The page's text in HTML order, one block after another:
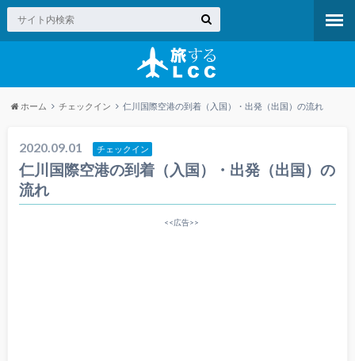
ホーム チェックイン 仁川国際空港の到着（入国）・出発（出国）の流れ
2020.09.01 チェックイン
仁川国際空港の到着（入国）・出発（出国）の
流れ
<<広告>>